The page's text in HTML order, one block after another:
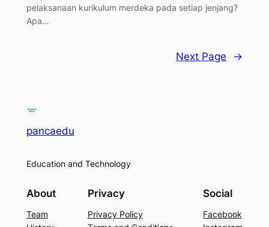
pelaksanaan kurikulum merdeka pada setiap jenjang?
Apa…
Next Page →
pancaedu
Education and Technology
About
Team
Privacy
Privacy Policy
Social
Facebook